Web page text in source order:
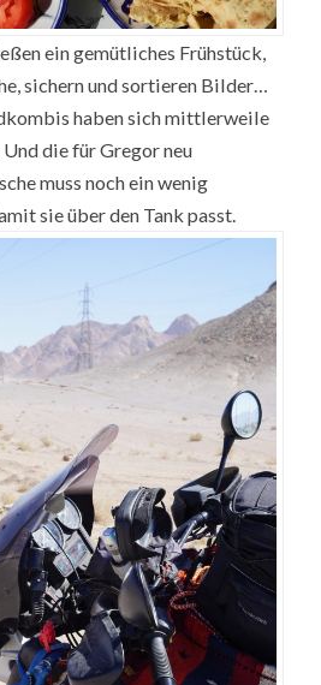
ein gemütliches Frühstück,
sichern und sortieren Bilder…
haben sich mittlerweile
die für Gregor neu
muss noch ein wenig
sie über den Tank passt.